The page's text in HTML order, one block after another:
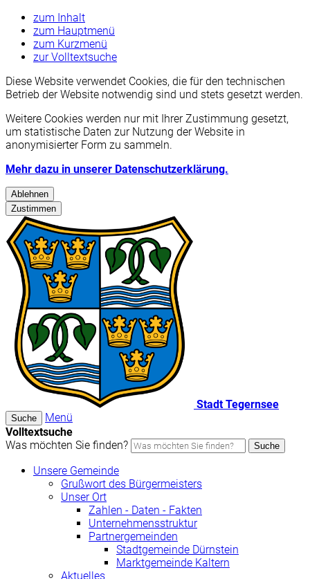
zum Inhalt
zum Hauptmenü
zum Kurzmenü
zur Volltextsuche
Diese Website verwendet Cookies, die für den technischen
Betrieb der Website notwendig sind und stets gesetzt werden.
Weitere Cookies werden nur mit Ihrer Zustimmung gesetzt,
um statistische Daten zur Nutzung der Website in
anonymisierter Form zu sammeln.
Mehr dazu in unserer Datenschutzerklärung.
Ablehnen
Zustimmen
Stadt Tegernsee
Suche
Menü
Volltextsuche
Was möchten Sie finden?
Suche
Unsere Gemeinde
Grußwort des Bürgermeisters
Unser Ort
Zahlen - Daten - Fakten
Unternehmensstruktur
Partnergemeinden
Stadtgemeinde Dürnstein
Marktgemeinde Kaltern
Aktuelles